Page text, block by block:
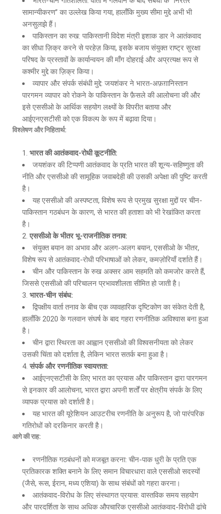
सामान्यीकरण” का उल्लेख किया गया, हालाँकि मुख्य सीमा मुद्दे अभी भी
अनसुलझे हैं।
पाकिस्तान का रुख: पाकिस्तानी विदेश मंत्री इशाक डार ने आतंकवाद
का सीधा ज़िक्र करने से परहेज़ किया, इसके बजाय संयुक्त राष्ट्र सुरक्षा
परिषद के प्रस्तावों के कार्यान्वयन की माँग दोहराई और अप्रत्यक्ष रूप से
कश्मीर मुद्दे का ज़िक्र किया।
व्यापार और संपर्क संबंधी मुद्दे: जयशंकर ने भारत-अफ़ग़ानिस्तान
पारगमन व्यापार को रोकने के पाकिस्तान के फ़ैसले की आलोचना की और
इसे एससीओ के आर्थिक सहयोग लक्ष्यों के विपरीत बताया और
आईएनएसटीसी को एक विकल्प के रूप में बढ़ावा दिया।
विश्लेषण और निहितार्थ:
भारत की आतंकवाद-रोधी कूटनीति:
जयशंकर की टिप्पणी आतंकवाद के प्रति भारत की शून्य-सहिष्णुता की
नीति और एससीओ की सामूहिक जवाबदेही की उसकी अपेक्षा की पुष्टि करती
है।
यह एससीओ की अस्पष्टता, विशेष रूप से प्रमुख सुरक्षा मुद्दों पर चीन-
पाकिस्तान गठबंधन के कारण, से भारत की हताशा को भी रेखांकित करता
है।
एससीओ के भीतर भू-राजनीतिक तनाव:
संयुक्त बयान का अभाव और अलग-अलग बयान, एससीओ के भीतर,
विशेष रूप से आतंकवाद-रोधी परिभाषाओं को लेकर, कमज़ोरियाँ दर्शाते हैं।
चीन और पाकिस्तान के रुख अक्सर आम सहमति को कमजोर करते हैं,
जिससे एससीओ की परिचालन प्रभावशीलता सीमित हो जाती है।
भारत-चीन संबंध:
द्विपक्षीय वार्ता तनाव के बीच एक व्यावहारिक दृष्टिकोण का संकेत देती है,
हालाँकि 2020 के गलवान संघर्ष के बाद गहरा रणनीतिक अविश्वास बना हुआ
है।
चीन द्वारा स्थिरता का आह्वान एससीओ की विश्वसनीयता को लेकर
उसकी चिंता को दर्शाता है, लेकिन भारत सतर्क बना हुआ है।
संपर्क और रणनीतिक स्वायत्तता:
आईएनएसटीसी के लिए भारत का प्रयास और पाकिस्तान द्वारा पारगमन
से इनकार की आलोचना, भारत द्वारा अपनी शर्तों पर क्षेत्रीय संपर्क के लिए
व्यापक प्रयास को दर्शाती है।
यह भारत की यूरेशियन आउटरीच रणनीति के अनुरूप है, जो पारंपरिक
गतिरोधों को दरकिनार करती है।
आगे की राह:
रणनीतिक गठबंधनों को मजबूत करना: चीन-पाक धुरी के प्रति एक
प्रतिकारक शक्ति बनाने के लिए समान विचारधारा वाले एससीओ सदस्यों
(जैसे, रूस, ईरान, मध्य एशिया) के साथ संबंधों को गहरा करना।
आतंकवाद-विरोध के लिए संस्थागत प्रयास: वास्तविक समय सहयोग
और पारदर्शिता के साथ अधिक औपचारिक एससीओ आतंकवाद-विरोधी ढांचे